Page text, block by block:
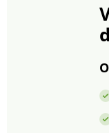
(až na
spodný lem.